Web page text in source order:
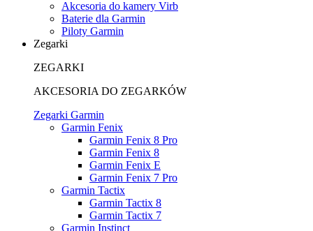
Akcesoria do kamery Virb
Baterie dla Garmin
Piloty Garmin
Zegarki
ZEGARKI
AKCESORIA DO ZEGARKÓW
Zegarki Garmin
Garmin Fenix
Garmin Fenix 8 Pro
Garmin Fenix 8
Garmin Fenix E
Garmin Fenix 7 Pro
Garmin Tactix
Garmin Tactix 8
Garmin Tactix 7
Garmin Instinct